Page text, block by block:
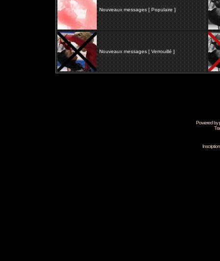
Nouveaux messages [ Populaire ]
Nouveaux messages [ Verrouillé ]
Powered by